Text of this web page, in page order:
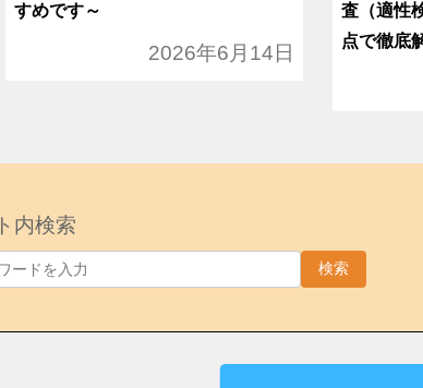
すめです～
2026年6月14日
査（適性
点で徹底
内検索
検索